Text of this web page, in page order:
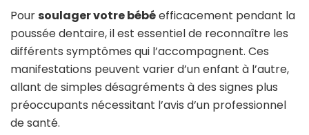
Poursoulager votre bébéefficacement pendant la
poussée dentaire, il est essentiel de reconnaître les
différents symptômes qui l’accompagnent. Ces
manifestations peuvent varier d’un enfant à l’autre,
allant de simples désagréments à des signes plus
préoccupants nécessitant l’avis d’un professionnel
de santé.